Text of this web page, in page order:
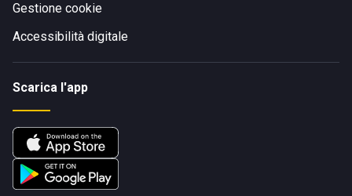
Gestione cookie
Accessibilità digitale
Scarica l'app